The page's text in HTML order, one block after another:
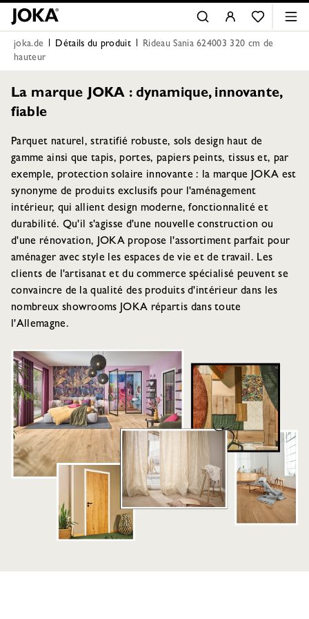
joka.de Détails du produit
Rideau Sania 624003 320 cm de
hauteur
La marque JOKA : dynamique, innovante,
fiable
Parquet naturel, stratifié robuste, sols design haut de
gamme ainsi que tapis, portes, papiers peints, tissus et, par
exemple, protection solaire innovante : la marque JOKA est
synonyme de produits exclusifs pour l'aménagement
intérieur, qui allient design moderne, fonctionnalité et
durabilité. Qu'il s'agisse d'une nouvelle construction ou
d'une rénovation, JOKA propose l'assortiment parfait pour
aménager avec style les espaces de vie et de travail. Les
clients de l'artisanat et du commerce spécialisé peuvent se
convaincre de la qualité des produits d'intérieur dans les
nombreux showrooms JOKA répartis dans toute
l'Allemagne.